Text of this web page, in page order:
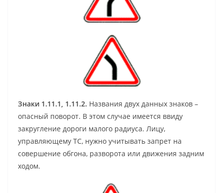
Знаки 1.11.1, 1.11.2. Названия двух данных знаков –
опасный поворот. В этом случае имеется ввиду
закругление дороги малого радиуса. Лицу,
управляющему ТС, нужно учитывать запрет на
совершение обгона, разворота или движения задним
ходом.